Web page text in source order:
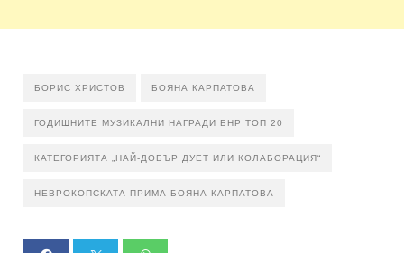
БОРИС ХРИСТОВ БОЯНА КАРПАТОВА
ГОДИШНИТЕ МУЗИКАЛНИ НАГРАДИ БНР ТОП 20
КАТЕГОРИЯТА „НАЙ-ДОБЪР ДУЕТ ИЛИ КОЛАБОРАЦИЯ“
НЕВРОКОПСКАТА ПРИМА БОЯНА КАРПАТОВА